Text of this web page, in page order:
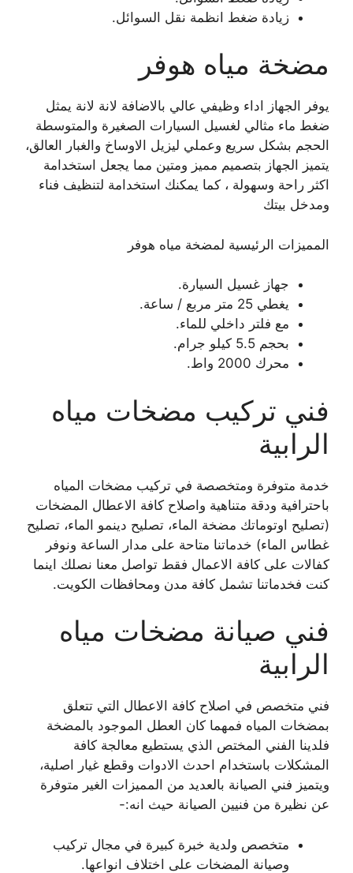
زيادة ضغط انظمة نقل السوائل.
مضخة مياه هوفر
يوفر الجهاز اداء وظيفي عالي بالاضافة لانة لانة يمثل
ضغط ماء مثالي لغسيل السيارات الصغيرة والمتوسطة
الحجم بشكل سريع وعملي ليزيل الاوساخ والغبار العالق،
يتميز الجهاز بتصميم مميز ومتين مما يجعل استخدامة
اكثر راحة وسهولة ، كما يمكنك استخدامة لتنظيف فناء
ومدخل بيتك
المميزات الرئيسية لمضخة مياه هوفر
جهاز غسيل السيارة.
يغطي 25 متر مربع / ساعة.
مع فلتر داخلي للماء.
بحجم 5.5 كيلو جرام.
محرك 2000 واط.
فني تركيب مضخات مياه
الرابية
خدمة متوفرة ومتخصصة في تركيب مضخات المياه
باحترافية ودقة متناهية واصلاح كافة الاعطال المضخات
(تصليح اوتوماتك مضخة الماء، تصليح دينمو الماء، تصليح
غطاس الماء) خدماتنا متاحة على مدار الساعة ونوفر
كفالات على كافة الاعمال فقط تواصل معنا نصلك اينما
كنت فخدماتنا تشمل كافة مدن ومحافظات الكويت.
فني صيانة مضخات مياه
الرابية
فني متخصص في اصلاح كافة الاعطال التي تتعلق
بمضخات المياه فمهما كان العطل الموجود بالمضخة
فلدينا الفني المختص الذي يستطيع معالجة كافة
المشكلات باستخدام احدث الادوات وقطع غيار اصلية،
ويتميز فني الصيانة بالعديد من المميزات الغير متوفرة
عن نظيرة من فنيين الصيانة حيث انه:-
متخصص ولدية خبرة كبيرة في مجال تركيب
وصيانة المضخات على اختلاف انواعها.